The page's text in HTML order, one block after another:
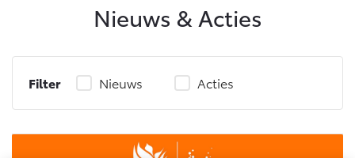
Ons bedrijf
Aygo X
Yaris
Occasions
Nieuws & Acties
Filter Nieuws Acties